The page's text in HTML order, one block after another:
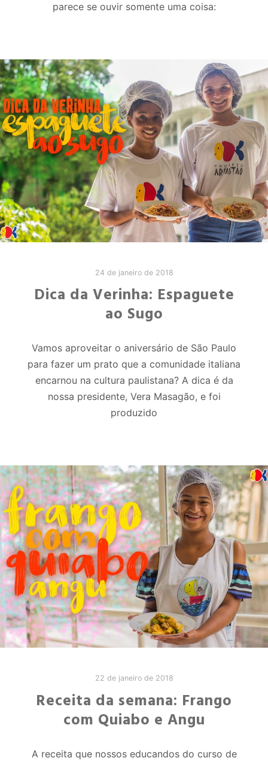
parece se ouvir somente uma coisa:
24 de janeiro de 2018
Dica da Verinha: Espaguete
ao Sugo
Vamos aproveitar o aniversário de São Paulo
para fazer um prato que a comunidade italiana
encarnou na cultura paulistana? A dica é da
nossa presidente, Vera Masagão, e foi
produzido
22 de janeiro de 2018
Receita da semana: Frango
com Quiabo e Angu
A receita que nossos educandos do curso de